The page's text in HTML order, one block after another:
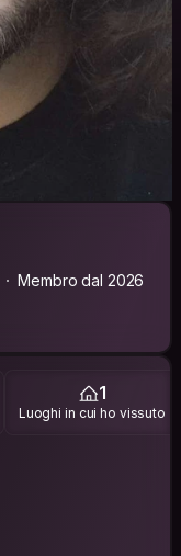
Membro dal 2026
1
Luoghi in cui ho vissuto